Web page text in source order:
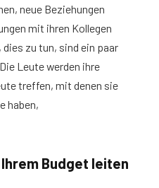
neue Beziehungen
mit ihren Kollegen
zu tun, sind ein paar
Leute werden ihre
treffen, mit denen sie
haben,
Budget leiten